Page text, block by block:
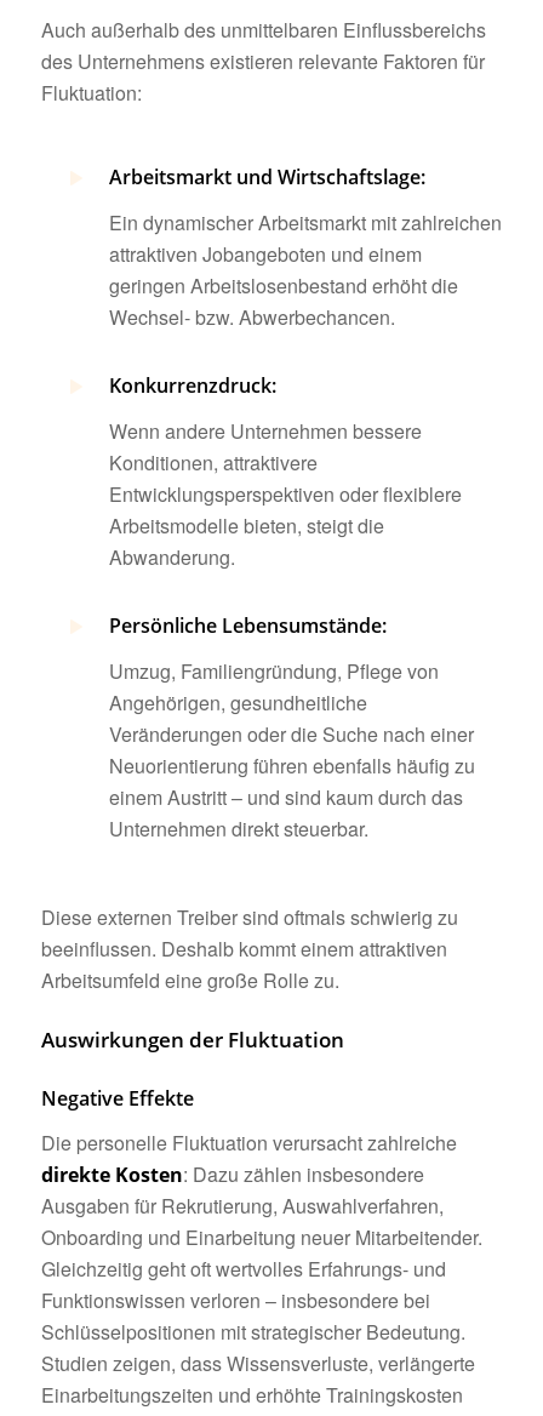
Auch außerhalb des unmittelbaren Einflussbereichs
des Unternehmens existieren relevante Faktoren für
Fluktuation:
Arbeitsmarkt und Wirtschaftslage:
Ein dynamischer Arbeitsmarkt mit zahlreichen
attraktiven Jobangeboten und einem
geringen Arbeitslosenbestand erhöht die
Wechsel‑ bzw. Abwerbechancen.
Konkurrenzdruck:
Wenn andere Unternehmen bessere
Konditionen, attraktivere
Entwicklungsperspektiven oder flexiblere
Arbeitsmodelle bieten, steigt die
Abwanderung.
Persönliche Lebensumstände:
Umzug, Familiengründung, Pflege von
Angehörigen, gesundheitliche
Veränderungen oder die Suche nach einer
Neuorientierung führen ebenfalls häufig zu
einem Austritt – und sind kaum durch das
Unternehmen direkt steuerbar.
Diese externen Treiber sind oftmals schwierig zu
beeinflussen. Deshalb kommt einem attraktiven
Arbeitsumfeld eine große Rolle zu.
Auswirkungen der Fluktuation
Negative Effekte
Die personelle Fluktuation verursacht zahlreiche
direkte Kosten: Dazu zählen insbesondere
Ausgaben für Rekrutierung, Auswahlverfahren,
Onboarding und Einarbeitung neuer Mitarbeitender.
Gleichzeitig geht oft wertvolles Erfahrungs- und
Funktionswissen verloren – insbesondere bei
Schlüsselpositionen mit strategischer Bedeutung.
Studien zeigen, dass Wissensverluste, verlängerte
Einarbeitungszeiten und erhöhte Trainingskosten